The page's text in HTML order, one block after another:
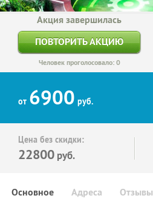
Акция завершилась
ПОВТОРИТЬ АКЦИЮ
Человек проголосовало: 0
от 6900 руб.
Цена без скидки:
22800 руб.
Основное Отзывы
Адреса